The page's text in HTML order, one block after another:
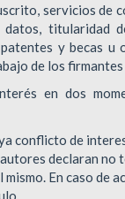
servicios de
titularidad de
y becas
de los firmantes
en dos
conflicto de
declaran
En caso de